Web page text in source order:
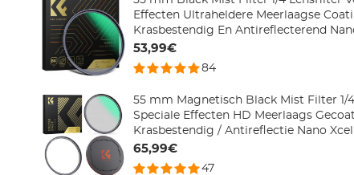
Effecten Ultraheldere Meerlaagse
Krasbestendig En Antireflecterend
53,99€
84
55 mm Magnetisch Black Mist Filter 1/
Speciale Effecten HD Meerlaags
Krasbestendig / Antireflectie Nano
65,99€
47